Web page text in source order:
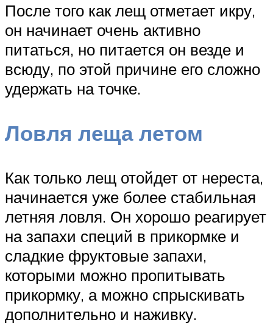
После того как лещ отметает икру,
он начинает очень активно
питаться, но питается он везде и
всюду, по этой причине его сложно
удержать на точке.
Ловля леща летом
Как только лещ отойдет от нереста,
начинается уже более стабильная
летняя ловля. Он хорошо реагирует
на запахи специй в прикормке и
сладкие фруктовые запахи,
которыми можно пропитывать
прикормку, а можно спрыскивать
дополнительно и наживку.